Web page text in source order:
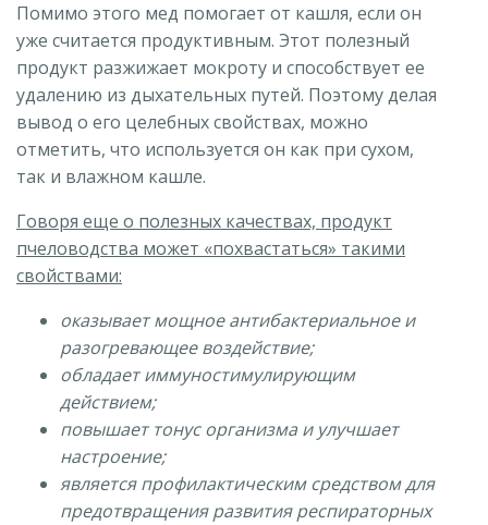
Помимо этого мед помогает от кашля, если он
уже считается продуктивным. Этот полезный
продукт разжижает мокроту и способствует ее
удалению из дыхательных путей. Поэтому делая
вывод о его целебных свойствах, можно
отметить, что используется он как при сухом,
так и влажном кашле.
Говоря еще о полезных качествах, продукт
пчеловодства может «похвастаться» такими
свойствами:
оказывает мощное антибактериальное и
разогревающее воздействие;
обладает иммуностимулирующим
действием;
повышает тонус организма и улучшает
настроение;
является профилактическим средством для
предотвращения развития респираторных